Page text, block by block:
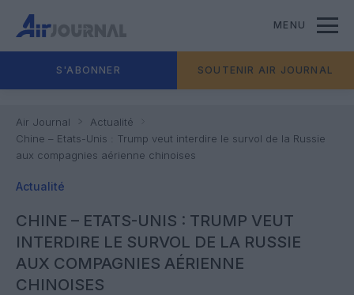
MENU
S'ABONNER SOUTENIR AIR JOURNAL
Air Journal
Actualité
Chine – Etats-Unis : Trump veut interdire le survol de la Russie
aux compagnies aérienne chinoises
Actualité
CHINE – ETATS-UNIS : TRUMP VEUT
INTERDIRE LE SURVOL DE LA RUSSIE
AUX COMPAGNIES AÉRIENNE
CHINOISES